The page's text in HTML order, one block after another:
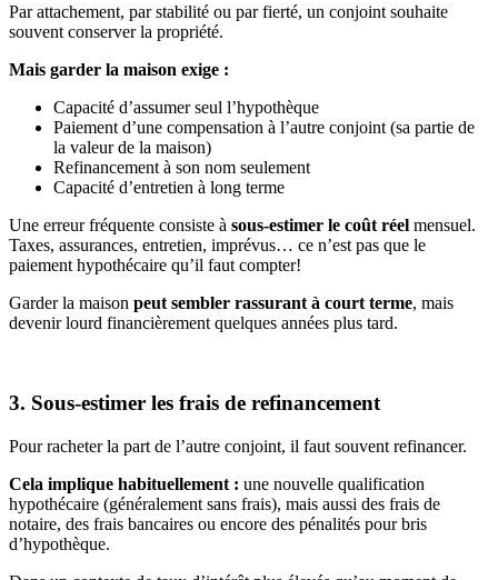
Par attachement, par stabilité ou par fierté, un conjoint souhaite
souvent conserver la propriété.
Mais garder la maison exige :
Capacité d’assumer seul l’hypothèque
Paiement d’une compensation à l’autre conjoint (sa partie de
la valeur de la maison)
Refinancement à son nom seulement
Capacité d’entretien à long terme
Une erreur fréquente consiste à sous-estimer le coût réel mensuel.
Taxes, assurances, entretien, imprévus… ce n’est pas que le
paiement hypothécaire qu’il faut compter!
Garder la maison peut sembler rassurant à court terme, mais
devenir lourd financièrement quelques années plus tard.
3. Sous-estimer les frais de refinancement
Pour racheter la part de l’autre conjoint, il faut souvent refinancer.
Cela implique habituellement : une nouvelle qualification
hypothécaire (généralement sans frais), mais aussi des frais de
notaire, des frais bancaires ou encore des pénalités pour bris
d’hypothèque.